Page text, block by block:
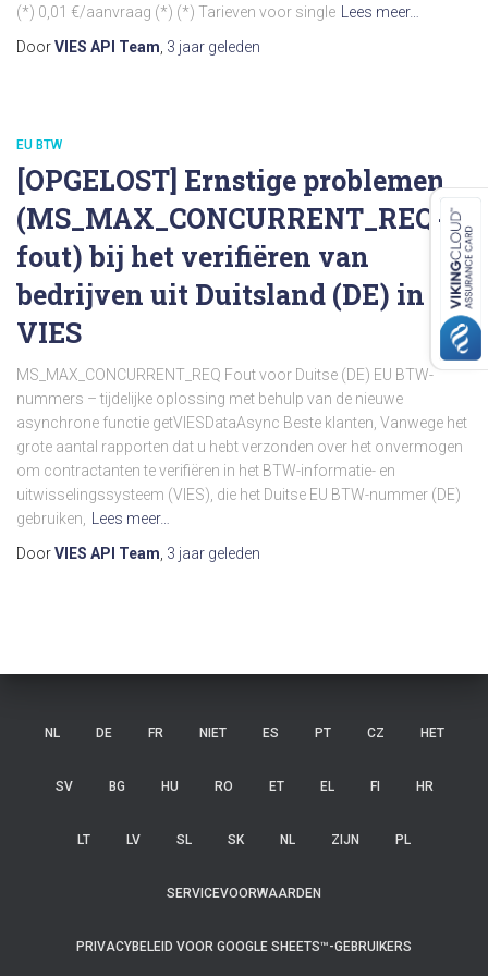
(*) 0,01 €/aanvraag (*) (*) Tarieven voor single
Lees meer…
DoorVIES API Team 3 jaar geleden
EU BTW
[OPGELOST] Ernstige problemen
(MS_MAX_CONCURRENT_REQ-
fout) bij het verifiëren van
bedrijven uit Duitsland (DE) in
VIES
MS_MAX_CONCURRENT_REQ Fout voor Duitse (DE) EU BTW-
nummers – tijdelijke oplossing met behulp van de nieuwe
asynchrone functie getVIESDataAsync Beste klanten, Vanwege het
grote aantal rapporten dat u hebt verzonden over het onvermogen
om contractanten te verifiëren in het BTW-informatie- en
uitwisselingssysteem (VIES), die het Duitse EU BTW-nummer (DE)
gebruiken,
Lees meer…
DoorVIES API Team 3 jaar geleden
NL DE FR NIET ES PT CZ HET
SV BG HU RO ET EL FI HR
LT LV SL SK NL ZIJN PL
SERVICEVOORWAARDEN
PRIVACYBELEID VOOR GOOGLE SHEETS™-GEBRUIKERS